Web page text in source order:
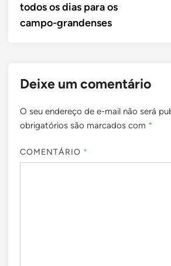
todos os dias para os
campo-grandenses
Deixe um comentário
O seu endereço de e-mail não será
obrigatórios são marcados com *
COMENTÁRIO *